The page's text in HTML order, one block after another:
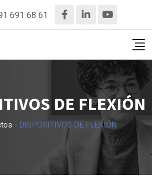
691 68 61
DE FLEXIÓN
- DISPOSITIVOS DE FLEXIÓN